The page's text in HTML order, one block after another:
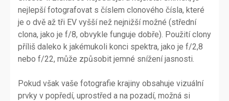
nejlepší fotografovat s číslem clonového čísla, které
je o dvě až tři EV vyšší než nejnižší možné (střední
clona, jako je f/8, obvykle funguje dobře). Použití clony
příliš daleko k jakémukoli konci spektra, jako je f/2,8
nebo f/22, může způsobit jemné snížení jasnosti.
Pokud však vaše fotografie krajiny obsahuje vizuální
prvky v popředí, uprostřed a na pozadí, možná si